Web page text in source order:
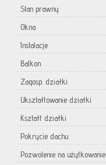
Stan prawny
Okna
Instalacje
Balkon
Zagosp. działki
Ukształtowanie działki
Kształt działki
Pokrycie dachu
Pozwolenie na użytkowanie